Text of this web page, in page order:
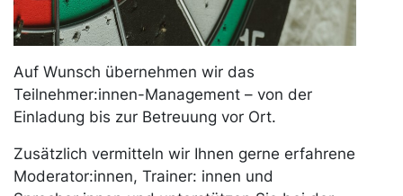
Gästezimmer im «Haus Weingarten» sorgen für
einen entspannten Aufenthalt.
Auf Wunsch übernehmen wir das
Teilnehmer:innen-Management – von der
Einladung bis zur Betreuung vor Ort.
Zusätzlich vermitteln wir Ihnen gerne erfahrene
Moderator:innen, Trainer: innen und